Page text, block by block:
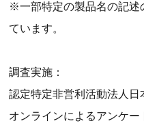
※一部特定の製品名の記述
ています。
調査実施：
認定特定非営利活動法人日
オンラインによるアンケー